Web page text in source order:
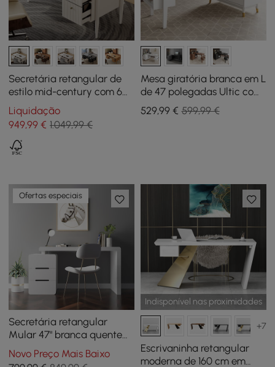
Secretária retangular de
estilo mid-century com 6
gavetas 163 cm branco
quente mate
Liquidação
949,99 € 1.049,99 €
Mesa giratória branca em L
de 47 polegadas Ultic com
arrumação
529,99€ 599,99 €
Ofertas especiais
Secretária retangular
Mular 47" branca quente
com 3 gavetas
Novo Preço Mais Baixo
Indisponível nas proximidades
+7
Escrivaninha retangular
moderna de 160 cm em